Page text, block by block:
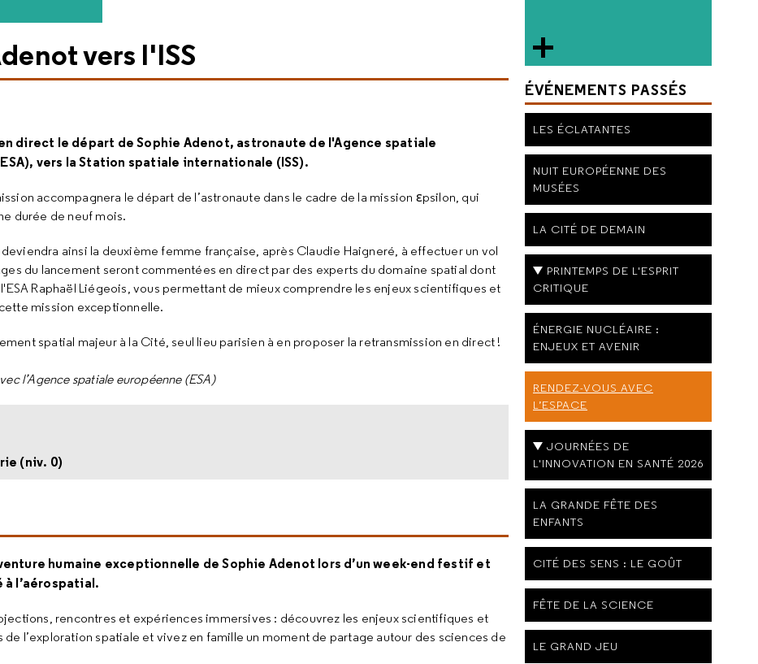
vers l'ISS
direct le départ de Sophie Adenot, astronaute de l'Agence spatiale
vers la Station spatiale internationale (ISS).
accompagnera le départ de l’astronaute dans le cadre de la mission εpsilon, qui
durée de neuf mois.
ainsi la deuxième femme française, après Claudie Haigneré, à effectuer un vol
du lancement seront commentées en direct par des experts du domaine spatial dont
Raphaël Liégeois, vous permettant de mieux comprendre les enjeux scientifiques et
mission exceptionnelle.
spatial majeur à la Cité, seul lieu parisien à en proposer la retransmission en direct !
l’Agence spatiale européenne (ESA)
(niv. 0)
humaine exceptionnelle de Sophie Adenot lors d’un week-end festif et
l’aérospatial.
rencontres et expériences immersives : découvrez les enjeux scientifiques et
l’exploration spatiale et vivez en famille un moment de partage autour des sciences de
ÉVÉNEMENTS PASSÉS
LES ÉCLATANTES
NUIT EUROPÉENNE DES
MUSÉES
LA CITÉ DE DEMAIN
PRINTEMPS DE L'ESPRIT
CRITIQUE
ÉNERGIE NUCLÉAIRE :
ENJEUX ET AVENIR
RENDEZ-VOUS AVEC
L’ESPACE
JOURNÉES DE
L'INNOVATION EN SANTÉ 2026
LA GRANDE FÊTE DES
ENFANTS
CITÉ DES SENS : LE GOÛT
FÊTE DE LA SCIENCE
LE GRAND JEU